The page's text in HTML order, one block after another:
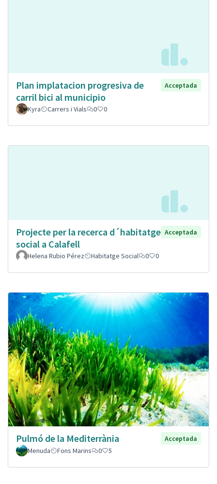
Plan implatacion progresiva de
carril bici al municipio
Acceptada
Kyra Carrers i Vials 0 0
Projecte per la recerca d´habitatge
social a Calafell
Acceptada
Helena Rubio Pérez Habitatge Social 0 0
Pulmó de la Mediterrània
Acceptada
Menuda
Fons Marins 0 5